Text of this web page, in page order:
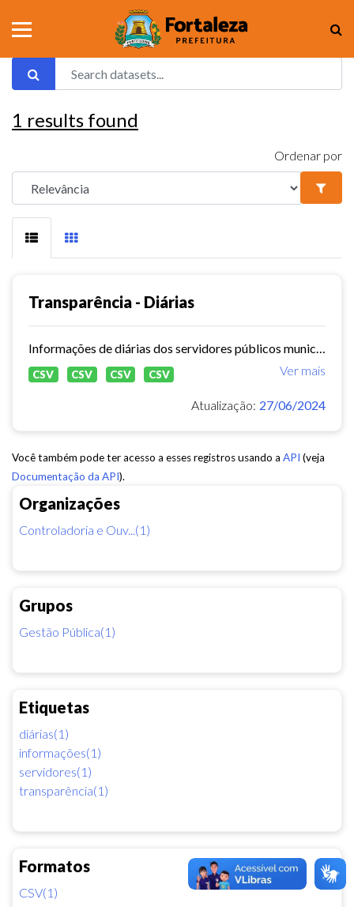
Organizações
Controladoria e Ouv...(1)
Grupos
Gestão Pública(1)
Etiquetas
diárias(1)
informações(1)
servidores(1)
transparência(1)
Formatos
CSV(1)
1 results found
Ordenar por
Transparência - Diárias
Ver mais
CSV CSV CSV CSV
Atualização: 27/06/2024
Você também pode ter acesso a esses registros usando a API (veja
Documentação da API).